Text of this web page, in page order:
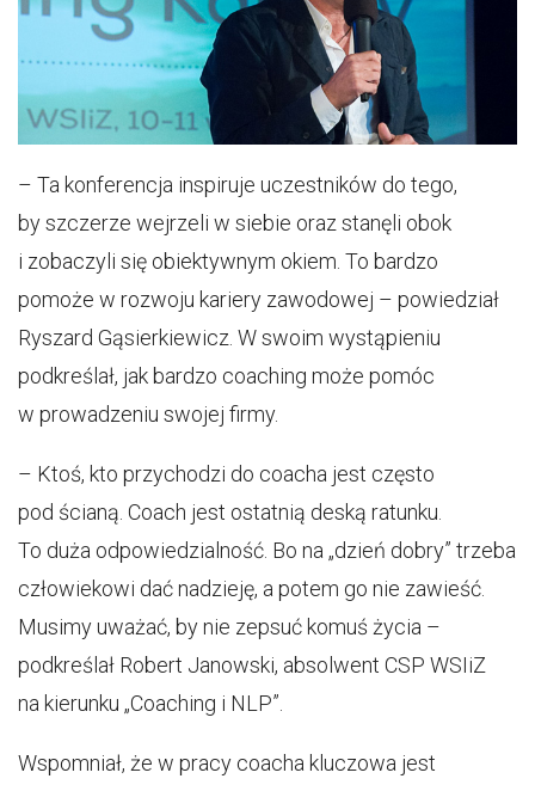
– Ta konferencja inspiruje uczestników do tego,
by szczerze wejrzeli w siebie oraz stanęli obok
i zobaczyli się obiektywnym okiem. To bardzo
pomoże w rozwoju kariery zawodowej – powiedział
Ryszard Gąsierkiewicz. W swoim wystąpieniu
podkreślał, jak bardzo coaching może pomóc
w prowadzeniu swojej firmy.
– Ktoś, kto przychodzi do coacha jest często
pod ścianą. Coach jest ostatnią deską ratunku.
To duża odpowiedzialność. Bo na „dzień dobry” trzeba
człowiekowi dać nadzieję, a potem go nie zawieść.
Musimy uważać, by nie zepsuć komuś życia –
podkreślał Robert Janowski, absolwent CSP WSIiZ
na kierunku „Coaching i NLP”.
Wspomniał, że w pracy coacha kluczowa jest